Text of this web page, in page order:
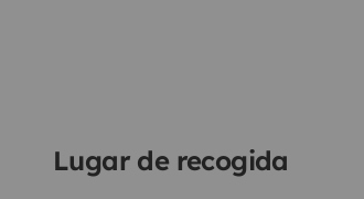
Lugar de recogida